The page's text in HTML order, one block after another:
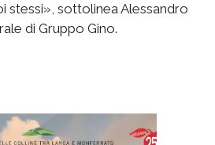
stessi», sottolinea Alessandro
di Gruppo Gino.